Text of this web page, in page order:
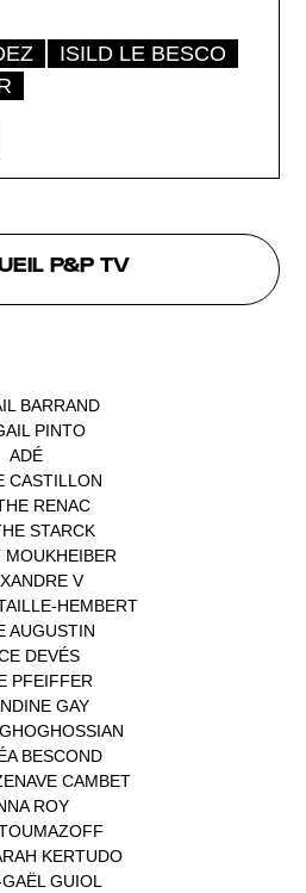
ISILD LE BESCO
P&P TV
BARRAND
PINTO
ADÉ
CASTILLON
RENAC
STARCK(1)
MOUKHEIBER(1)
V(1)
HEMBERT
AUGUSTIN
DEVÉS
PFEIFFER
GAY(1)
BESCOND
CAMBET
ROY(1)
KERTUDO(1)
GUIOL(1)